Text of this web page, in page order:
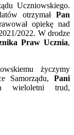
Uczniowskiego.
otrzymał Pan
opiekę nad
2022. W drodze
Praw Ucznia,
życzymy
Samorządu, Pani
wieloletni trud,